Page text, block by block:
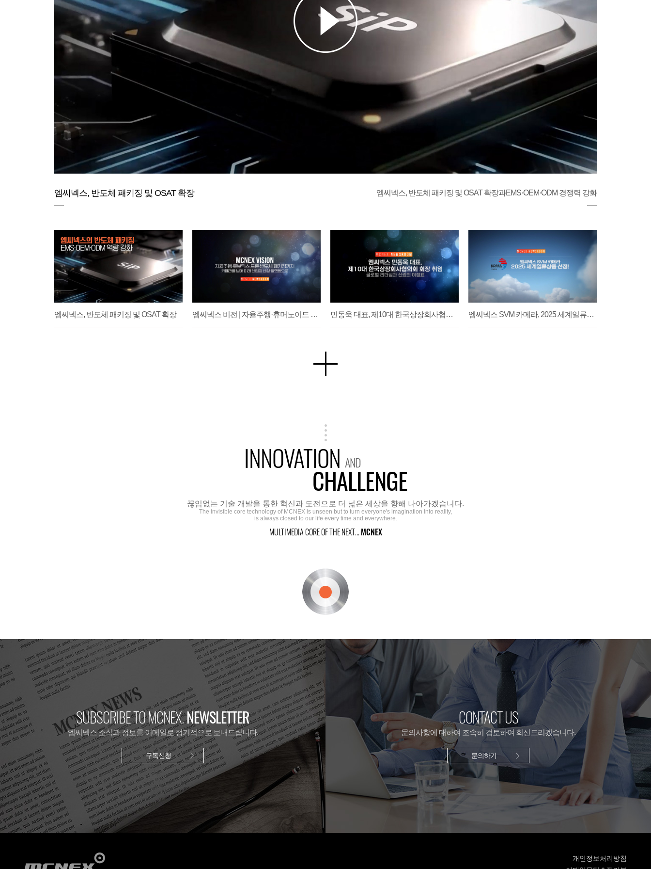
엠씨넥스, 반도체 패키징 및 OSAT 확장 엠씨넥스, 반도체 패키징 및 OSAT 확장과EMS·OEM·ODM 경쟁력 강화
엠씨넥스, 반도체 패키징 및 OSAT 확장 엠씨넥스 비전 | 자율주행·휴머노이드 로봇·드론·XR·반도체까지 민동욱 대표, 제10대 한국상장회사협의회 회장 취임 엠씨넥스 SVM 카메라, 2025 세계일류상품 선정!
INNOVATION AND
CHALLENGE
끊임없는 기술 개발을 통한 혁신과 도전으로 더 넓은 세상을 향해 나아가겠습니다.
The invisible core technology of MCNEX is unseen but to turn everyone's imagination into reality,
is always closed to our life every time and everywhere.
MULTIMEDIA CORE OF THE NEXT...MCNEX
SUBSCRIBE TO MCNEX.NEWSLETTER
엠씨넥스 소식과 정보를 이메일로 정기적으로 보내드립니다.
구독신청
CONTACT US
문의사항에 대하여 조속히 검토하여 회신드리겠습니다.
문의하기
개인정보처리방침